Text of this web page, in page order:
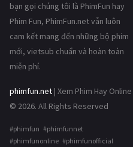
bạn gọi chúng tôi là PhimFun hay
Phim Fun, PhimFun.net vẫn luôn
cam kết mang đến những bộ phim
mới, vietsub chuẩn và hoàn toàn
miễn phí.
phimfun.net | Xem Phim Hay Online
© 2026. All Rights Reserved
#phimfun #phimfunnet
#phimfunonline #phimfunofficial